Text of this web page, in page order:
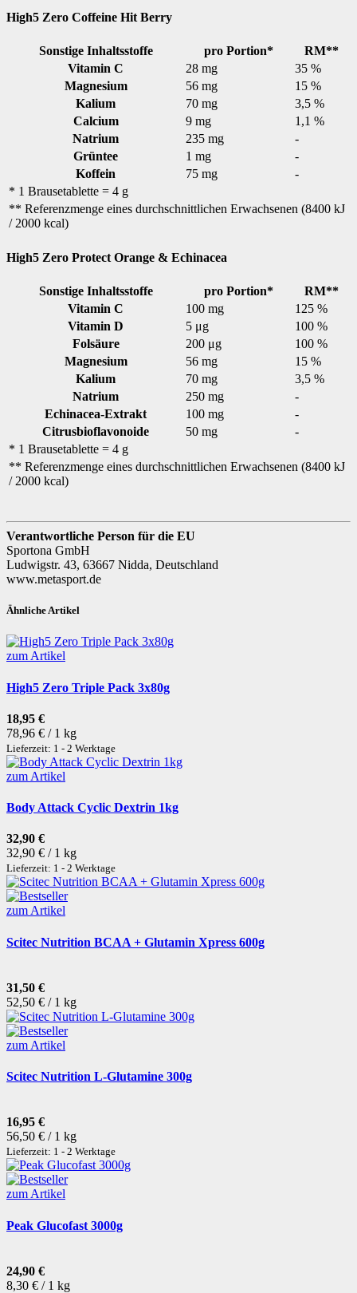
High5 Zero Coffeine Hit Berry
Sonstige Inhaltsstoffe pro Portion*
RM**
Vitamin C
28 mg
35 %
Magnesium
56 mg
15 %
Kalium
70 mg
3,5 %
Calcium
9 mg
1,1 %
Natrium
235 mg
-
Grüntee
1 mg
-
Koffein
75 mg
-
* 1 Brausetablette = 4 g
** Referenzmenge eines durchschnittlichen Erwachsenen (8400 kJ
/ 2000 kcal)
High5 Zero Protect Orange & Echinacea
Sonstige Inhaltsstoffe pro Portion*
RM**
Vitamin C
100 mg
125 %
Vitamin D
5 μg
100 %
Folsäure
200 μg
100 %
Magnesium
56 mg
15 %
Kalium
70 mg
3,5 %
Natrium
250 mg
-
Echinacea-Extrakt
100 mg
-
Citrusbioflavonoide
50 mg
-
* 1 Brausetablette = 4 g
** Referenzmenge eines durchschnittlichen Erwachsenen (8400 kJ
/ 2000 kcal)
Verantwortliche Person für die EU
Sportona GmbH
Ludwigstr. 43, 63667 Nidda, Deutschland
www.metasport.de
Ähnliche Artikel
zum Artikel
High5 Zero Triple Pack 3x80g
18,95 €
78,96 € / 1 kg
Lieferzeit: 1 - 2 Werktage
zum Artikel
Body Attack Cyclic Dextrin 1kg
32,90 €
32,90 € / 1 kg
Lieferzeit: 1 - 2 Werktage
zum Artikel
Scitec Nutrition BCAA + Glutamin Xpress 600g
31,50 €
52,50 € / 1 kg
zum Artikel
Scitec Nutrition L-Glutamine 300g
16,95 €
56,50 € / 1 kg
Lieferzeit: 1 - 2 Werktage
zum Artikel
Peak Glucofast 3000g
24,90 €
8,30 € / 1 kg